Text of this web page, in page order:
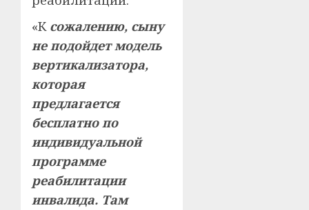
«К сожалению, сыну
не подойдет модель
вертикализатора,
которая
предлагается
бесплатно по
индивидуальной
программе
реабилитации
инвалида. Там